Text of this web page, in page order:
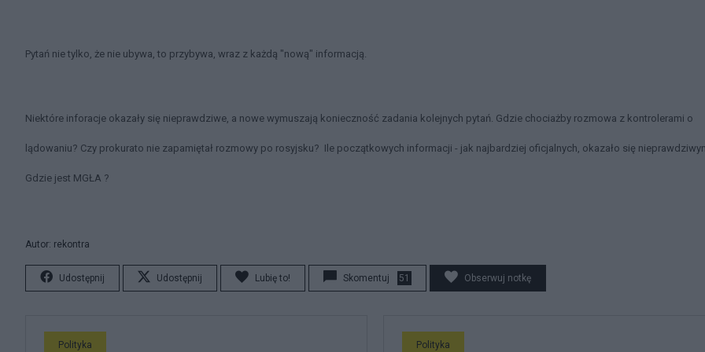
Pytań nie tylko, że nie ubywa, to przybywa, wraz z każdą "nową" informacją.
Niektóre inforacje okazały się nieprawdziwe, a nowe wymuszają konieczność zadania kolejnych pytań. Gdzie chociażby rozmowa z kontrolerami o
lądowaniu? Czy prokurato nie zapamiętał rozmowy po rosyjsku? Ile początkowych informacji - jak najbardziej oficjalnych, okazało się
Gdzie jest MGŁA ?
Autor: rekontra
Udostępnij Udostępnij Lubię to! Skomentuj 51 Obserwuj notkę
Polityka Polityka